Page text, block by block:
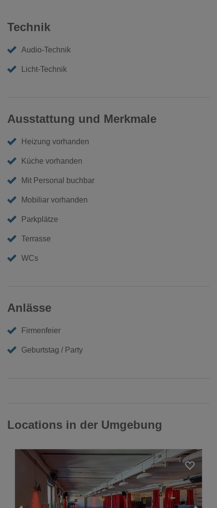
Technik
Audio-Technik
Licht-Technik
Ausstattung und Merkmale
Heizung vorhanden
Küche vorhanden
Mit Personal buchbar
Mobiliar vorhanden
Parkplätze
Terrasse
WCs
Anlässe
Firmenfeier
Geburtstag / Party
Locations in der Umgebung